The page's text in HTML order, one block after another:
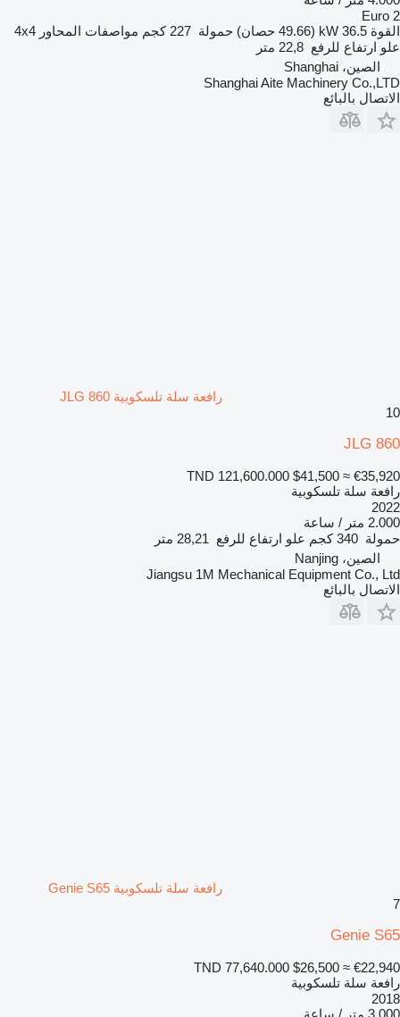
Euro 2
القوة 36.5 kW (49.66 حصان) حمولة 227 كجم مواصفات المحاور 4x4
علو ارتفاع للرفع 22,8 متر
الصين، Shanghai
Shanghai Aite Machinery Co.,LTD
الاتصال بالبائع
رافعة سلة تلسكوبية JLG 860
10
JLG 860
TND 121,600.000 $41,500 ≈ €35,920
رافعة سلة تلسكوبية
2022
2.000 متر / ساعة
حمولة 340 كجم علو ارتفاع للرفع 28,21 متر
الصين، Nanjing
Jiangsu 1M Mechanical Equipment Co., Ltd
الاتصال بالبائع
رافعة سلة تلسكوبية Genie S65
7
Genie S65
TND 77,640.000 $26,500 ≈ €22,940
رافعة سلة تلسكوبية
2018
3.000 متر / ساعة